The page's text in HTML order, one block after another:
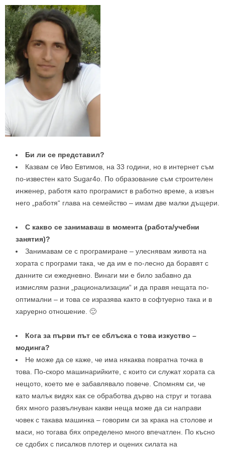
Би ли се представил?
Казвам се Иво Евтимов, на 33 години, но в интернет съм
по-известен като Sugar4o. По образование съм строителен
инженер, работя като програмист в работно време, а извън
него „работя“ глава на семейство – имам две малки дъщери.
С какво се занимаваш в момента (работа/учебни
занятия)?
Занимавам се с програмиране – улеснявам живота на
хората с програми така, че да им е по-лесно да боравят с
данните си ежедневно. Винаги ми е било забавно да
измислям разни „рационализации“ и да правя нещата по-
оптимални – и това се изразява както в софтуерно така и в
харуерно отношение. 🙂
Кога за първи път се сблъска с това изкуство –
модинга?
Не може да се каже, че има някаква повратна точка в
това. По-скоро машинарийките, с които си служат хората са
нещото, което ме е забавлявало повече. Спомням си, че
като малък видях как се обработва дърво на струг и тогава
бях много развълнуван какви неща може да си направи
човек с такава машинка – говорим си за крака на столове и
маси, но тогава бях определено много впечатлен. По късно
се сдобих с писалков плотер и оцених силата на